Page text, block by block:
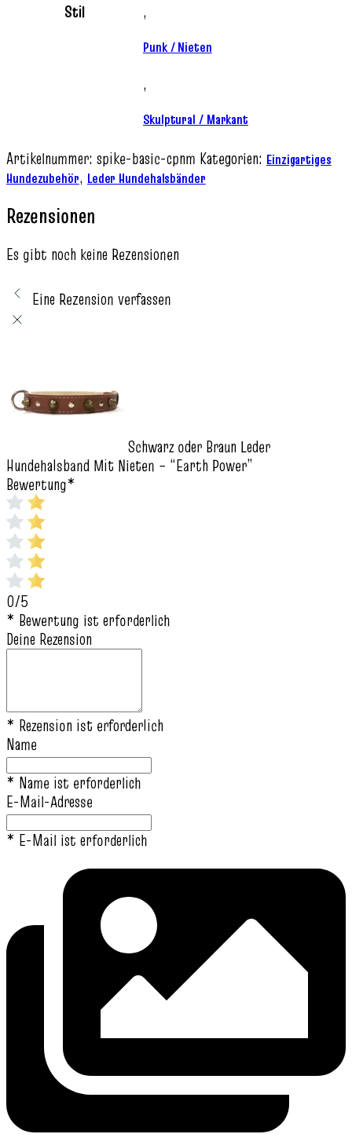
Stil ,
Punk / Nieten
,
Skulptural / Markant
Artikelnummer: spike-basic-cpnm Kategorien: Einzigartiges
Hundezubehör, Leder Hundehalsbänder
Rezensionen
Es gibt noch keine Rezensionen
Eine Rezension verfassen
Schwarz oder Braun Leder
Hundehalsband Mit Nieten – “Earth Power”
Bewertung*
0/5
* Bewertung ist erforderlich
Deine Rezension
* Rezension ist erforderlich
Name
* Name ist erforderlich
E-Mail-Adresse
* E-Mail ist erforderlich